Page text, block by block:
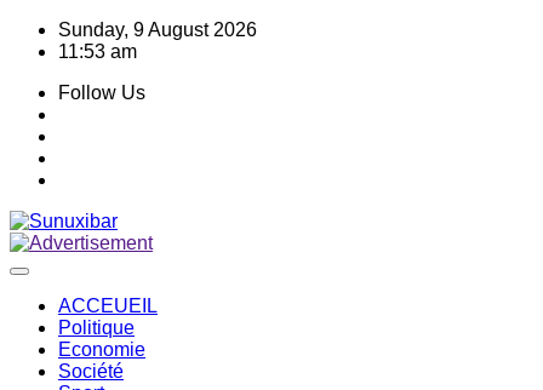
Skip
Sunday, 9 August 2026
11:53 am
Follow Us
ACCEUEIL
Politique
Economie
Société